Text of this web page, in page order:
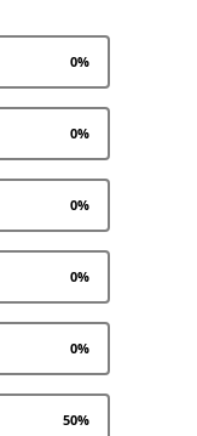
0%
0%
0%
0%
0%
50%